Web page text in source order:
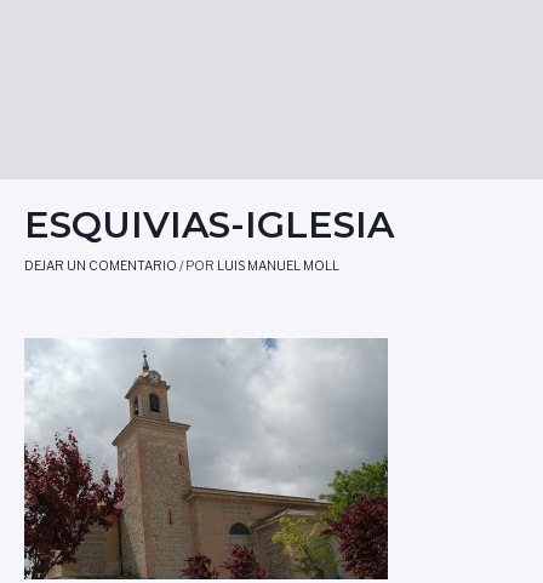
ESQUIVIAS-IGLESIA
DEJAR UN COMENTARIO / POR LUIS MANUEL MOLL